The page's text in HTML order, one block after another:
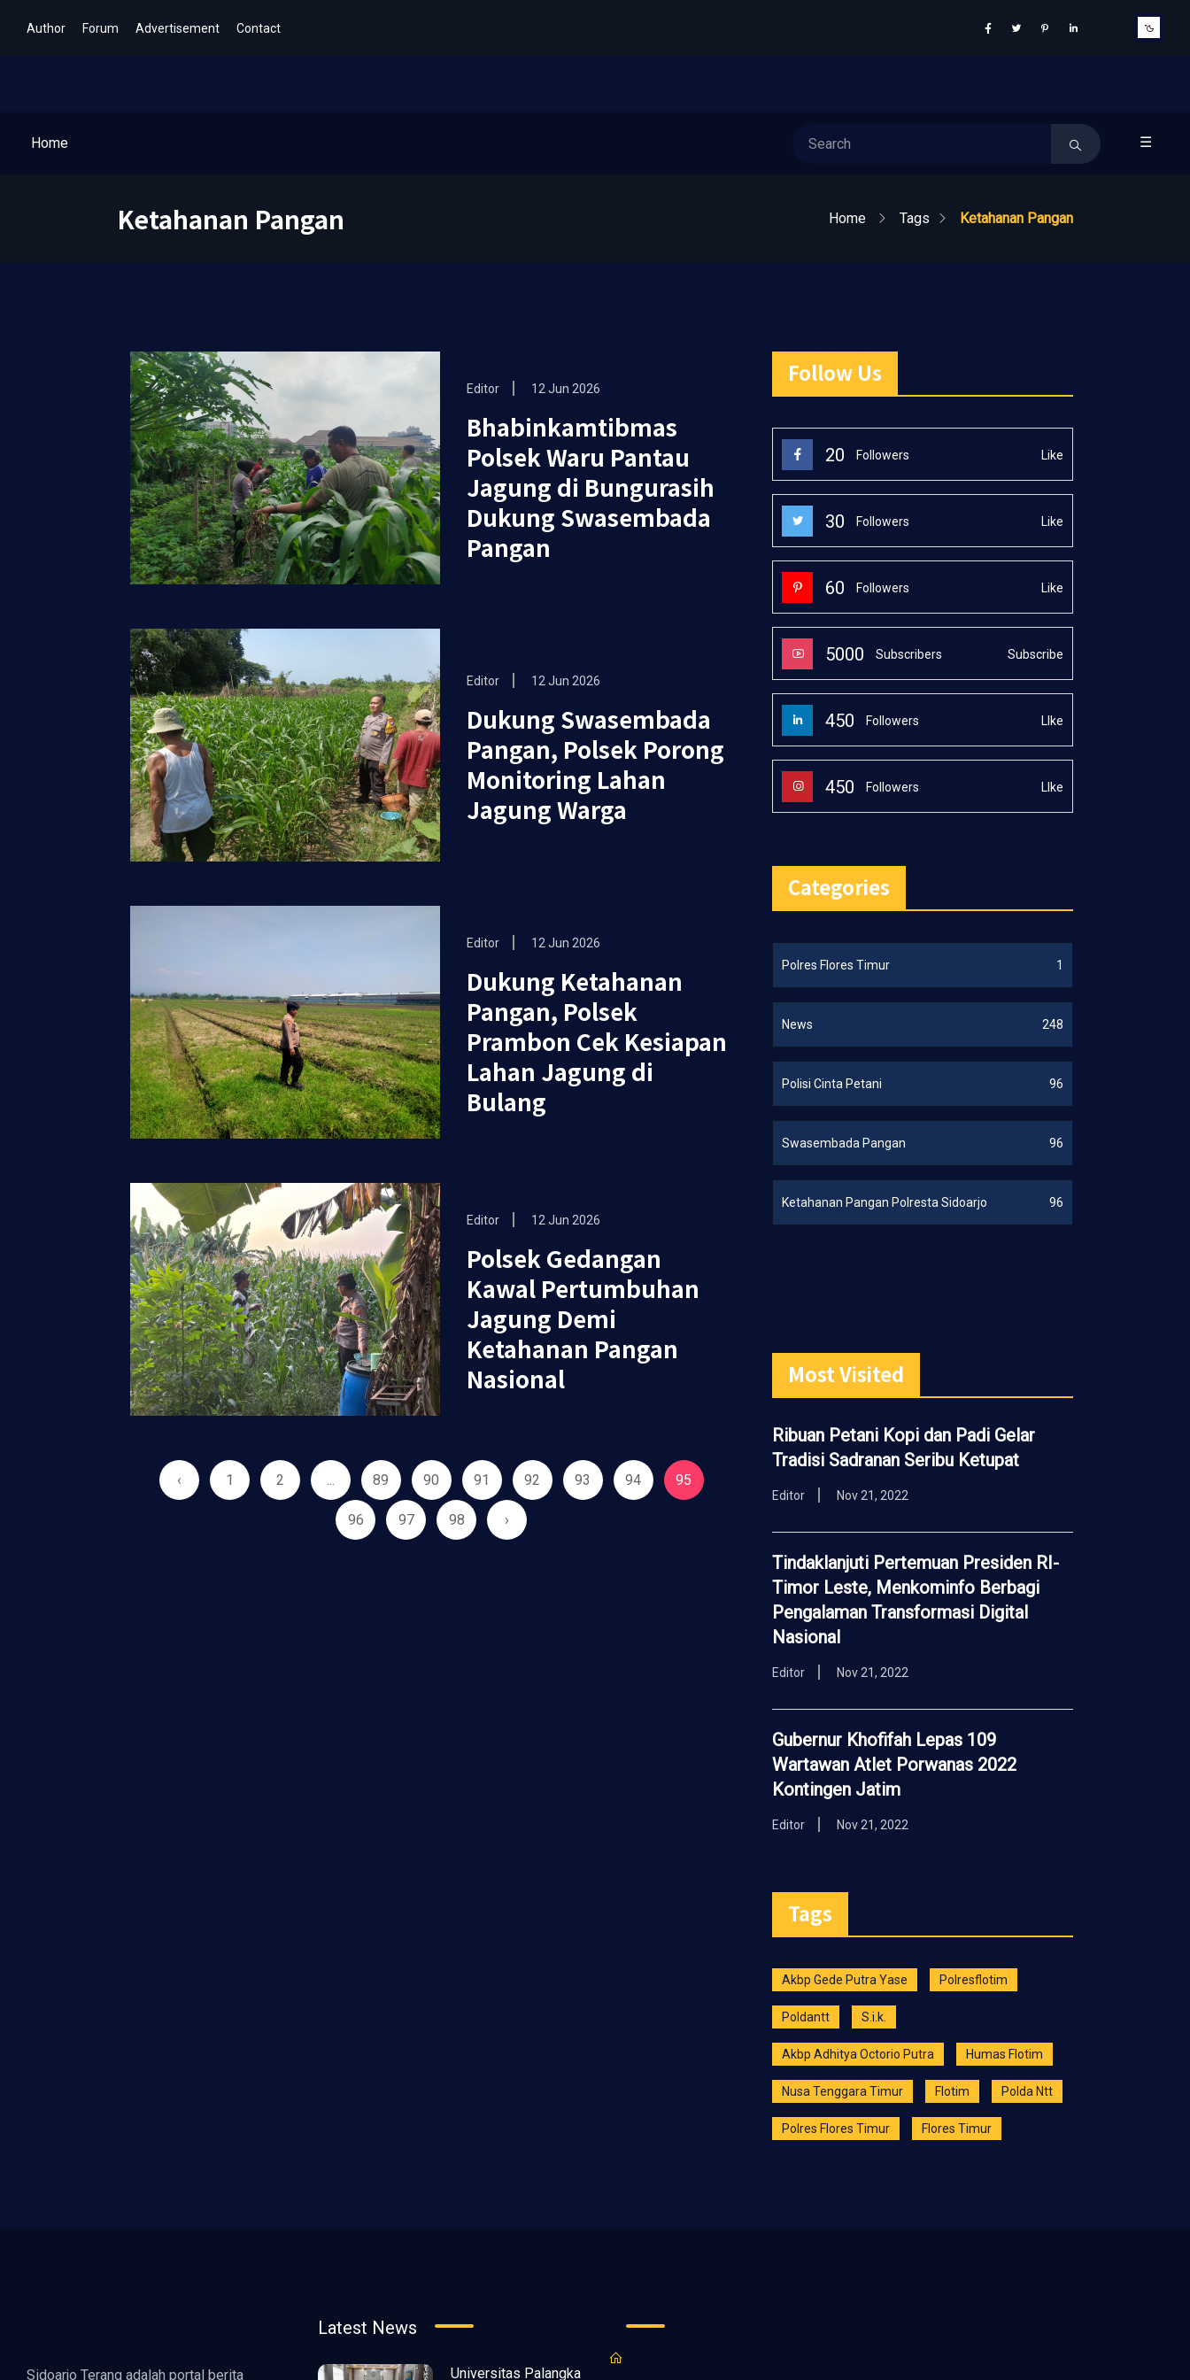
Author Forum Advertisement Contact
Home ☰
Ketahanan Pangan Home Tags Ketahanan Pangan
Editor 12 Jun 2026
Bhabinkamtibmas
Polsek Waru Pantau
Jagung di Bungurasih
Dukung Swasembada
Pangan
Editor 12 Jun 2026
Dukung Swasembada
Pangan, Polsek Porong
Monitoring Lahan
Jagung Warga
Editor 12 Jun 2026
Dukung Ketahanan
Pangan, Polsek
Prambon Cek Kesiapan
Lahan Jagung di
Bulang
Editor 12 Jun 2026
Polsek Gedangan
Kawal Pertumbuhan
Jagung Demi
Ketahanan Pangan
Nasional
‹ 1 2 ... 89 90 91 92 93 94 95
96 97 98 ›
Follow Us
20 Followers Like
30 Followers Like
60 Followers Like
5000 Subscribers Subscribe
450 Followers LIke
450 Followers LIke
Categories
Polres Flores Timur 1
News 248
Polisi Cinta Petani 96
Swasembada Pangan 96
Ketahanan Pangan Polresta Sidoarjo 96
Most Visited
Ribuan Petani Kopi dan Padi Gelar
Tradisi Sadranan Seribu Ketupat
Editor Nov 21, 2022
Tindaklanjuti Pertemuan Presiden RI-
Timor Leste, Menkominfo Berbagi
Pengalaman Transformasi Digital
Nasional
Editor Nov 21, 2022
Gubernur Khofifah Lepas 109
Wartawan Atlet Porwanas 2022
Kontingen Jatim
Editor Nov 21, 2022
Tags
Akbp Gede Putra Yase Polresflotim
Poldantt S.i.k.
Akbp Adhitya Octorio Putra Humas Flotim
Nusa Tenggara Timur Flotim Polda Ntt
Polres Flores Timur Flores Timur
Sidoarjo Terang adalah portal berita
Latest News
Universitas Palangka